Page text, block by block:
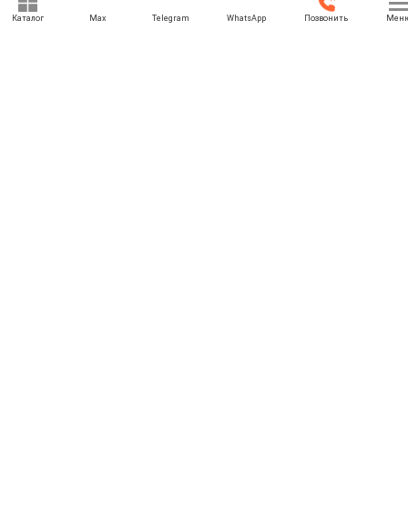
Каталог Max Telegram WhatsApp Позвонить